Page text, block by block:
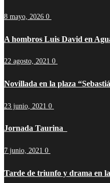
8 mayo, 2026 0
A hombros Luis David en
22 agosto, 2021 0
Novillada en la plaza
23 junio, 2021 0
Jornada Taurina
7 junio, 2021 0
Tarde de triunfo y drama en